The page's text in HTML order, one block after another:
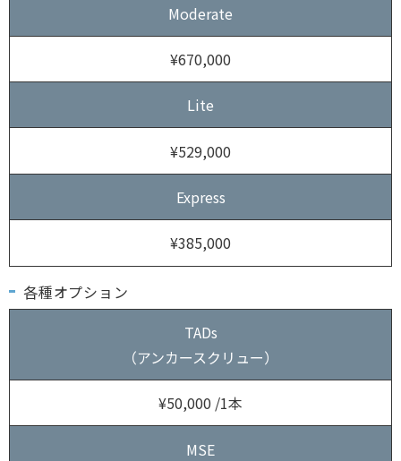
Moderate
¥670,000
Lite
¥529,000
Express
¥385,000
各種オプション
TADs
（アンカースクリュー）
¥50,000 /1本
MSE